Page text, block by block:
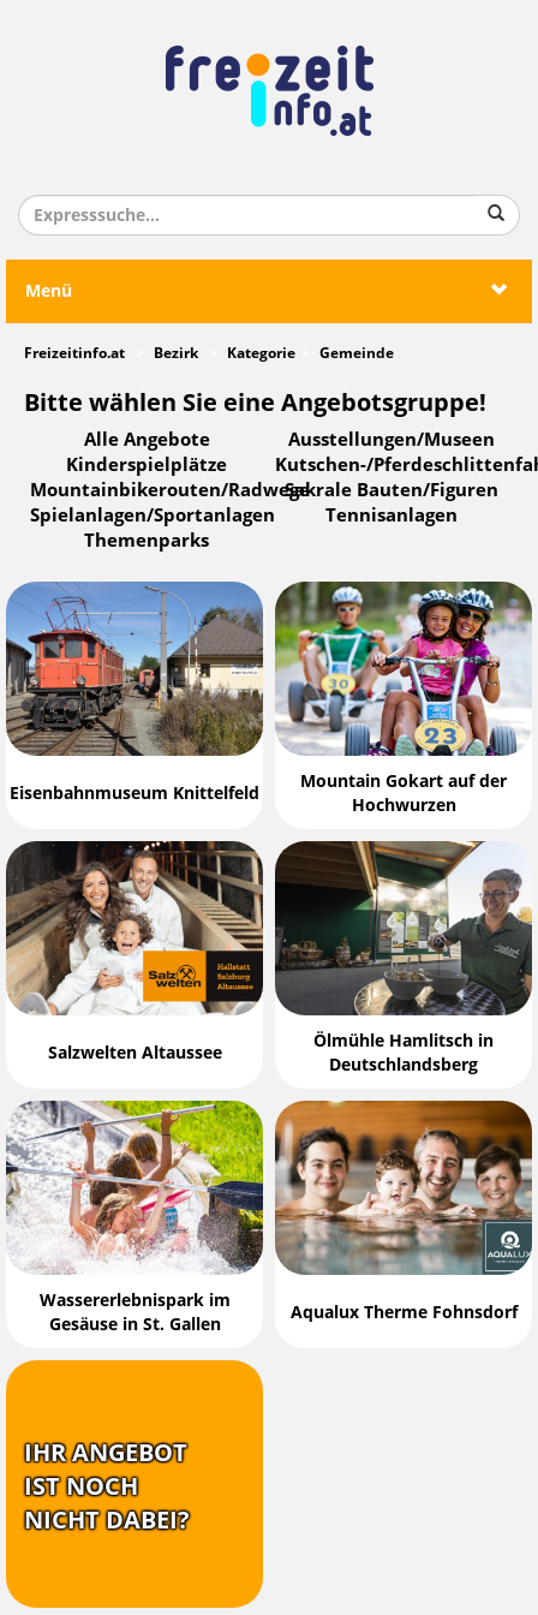
Menü
Freizeitinfo.at Bezirk Kategorie Gemeinde
Bitte wählen Sie eine Angebotsgruppe!
Alle Angebote
Ausstellungen/Museen
Kinderspielplätze
Kutschen-/
Mountainbikerouten/RadwegeSakrale Bauten/Figuren
Spielanlagen/Sportanlagen
Tennisanlagen
Themenparks
Eisenbahnmuseum Knittelfeld
Mountain Gokart auf der
Hochwurzen
Salzwelten Altaussee
Ölmühle Hamlitsch in
Deutschlandsberg
Wassererlebnispark im
Gesäuse in St. Gallen
Aqualux Therme Fohnsdorf
IHR ANGEBOT
IST NOCH
NICHT DABEI?